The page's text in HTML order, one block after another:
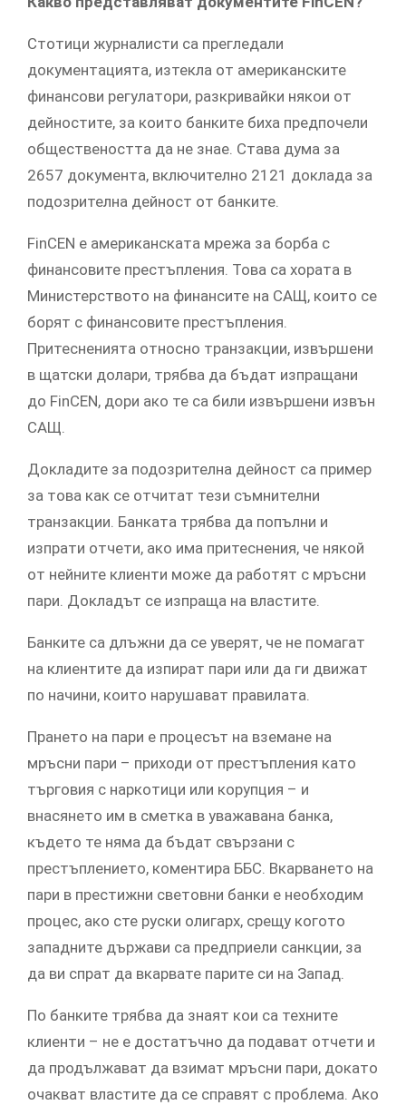
Стотици журналисти са прегледали
документацията, изтекла от американските
финансови регулатори, разкривайки някои от
дейностите, за които банките биха предпочели
обществеността да не знае. Става дума за
2657 документа, включително 2121 доклада за
подозрителна дейност от банките.
FinCEN е американската мрежа за борба с
финансовите престъпления. Това са хората в
Министерството на финансите на САЩ, които се
борят с финансовите престъпления.
Притесненията относно транзакции, извършени
в щатски долари, трябва да бъдат изпращани
до FinCEN, дори ако те са били извършени извън
САЩ.
Докладите за подозрителна дейност са пример
за това как се отчитат тези съмнителни
транзакции. Банката трябва да попълни и
изпрати отчети, ако има притеснения, че някой
от нейните клиенти може да работят с мръсни
пари. Докладът се изпраща на властите.
Банките са длъжни да се уверят, че не помагат
на клиентите да изпират пари или да ги движат
по начини, които нарушават правилата.
Прането на пари е процесът на вземане на
мръсни пари – приходи от престъпления като
търговия с наркотици или корупция – и
внасянето им в сметка в уважавана банка,
където те няма да бъдат свързани с
престъплението, коментира ББС. Вкарването на
пари в престижни световни банки е необходим
процес, ако сте руски олигарх, срещу когото
западните държави са предприели санкции, за
да ви спрат да вкарвате парите си на Запад.
По банките трябва да знаят кои са техните
клиенти – не е достатъчно да подават отчети и
да продължават да взимат мръсни пари, докато
очакват властите да се справят с проблема. Ако